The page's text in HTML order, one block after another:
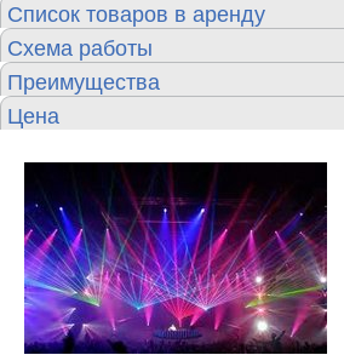
Список товаров в аренду
Схема работы
Преимущества
Цена